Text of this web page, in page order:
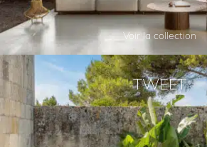
Voir la collection
TWEET